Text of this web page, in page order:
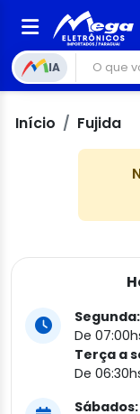
IA
Início Fujida
Segunda:
De
Terça a
De
Sábados: